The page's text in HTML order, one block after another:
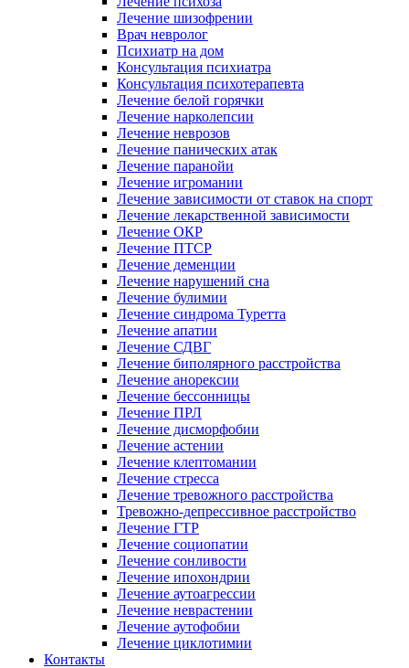
Лечение шизофрении
Врач невролог
Психиатр на дом
Консультация психиатра
Консультация психотерапевта
Лечение белой горячки
Лечение нарколепсии
Лечение неврозов
Лечение панических атак
Лечение паранойи
Лечение игромании
Лечение зависимости от ставок на спорт
Лечение лекарственной зависимости
Лечение ОКР
Лечение ПТСР
Лечение деменции
Лечение нарушений сна
Лечение булимии
Лечение синдрома Туретта
Лечение апатии
Лечение СДВГ
Лечение биполярного расстройства
Лечение анорексии
Лечение бессонницы
Лечение ПРЛ
Лечение дисморфобии
Лечение астении
Лечение клептомании
Лечение стресса
Лечение тревожного расстройства
Тревожно-депрессивное расстройство
Лечение ГТР
Лечение социопатии
Лечение сонливости
Лечение ипохондрии
Лечение аутоагрессии
Лечение неврастении
Лечение аутофобии
Лечение циклотимии
Контакты